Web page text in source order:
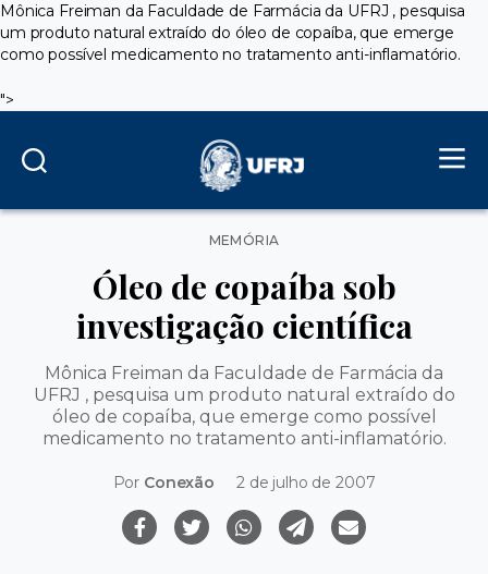
Mônica Freiman da Faculdade de Farmácia da UFRJ , pesquisa
um produto natural extraído do óleo de copaíba, que emerge
como possível medicamento no tratamento anti-inflamatório.
">
Categorias
MEMÓRIA
Óleo de copaíba sob
investigação científica
Mônica Freiman da Faculdade de Farmácia da
UFRJ , pesquisa um produto natural extraído do
óleo de copaíba, que emerge como possível
medicamento no tratamento anti-inflamatório.
Por Conexão 2 de julho de 2007